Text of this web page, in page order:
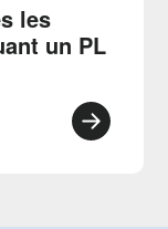
les
un PL